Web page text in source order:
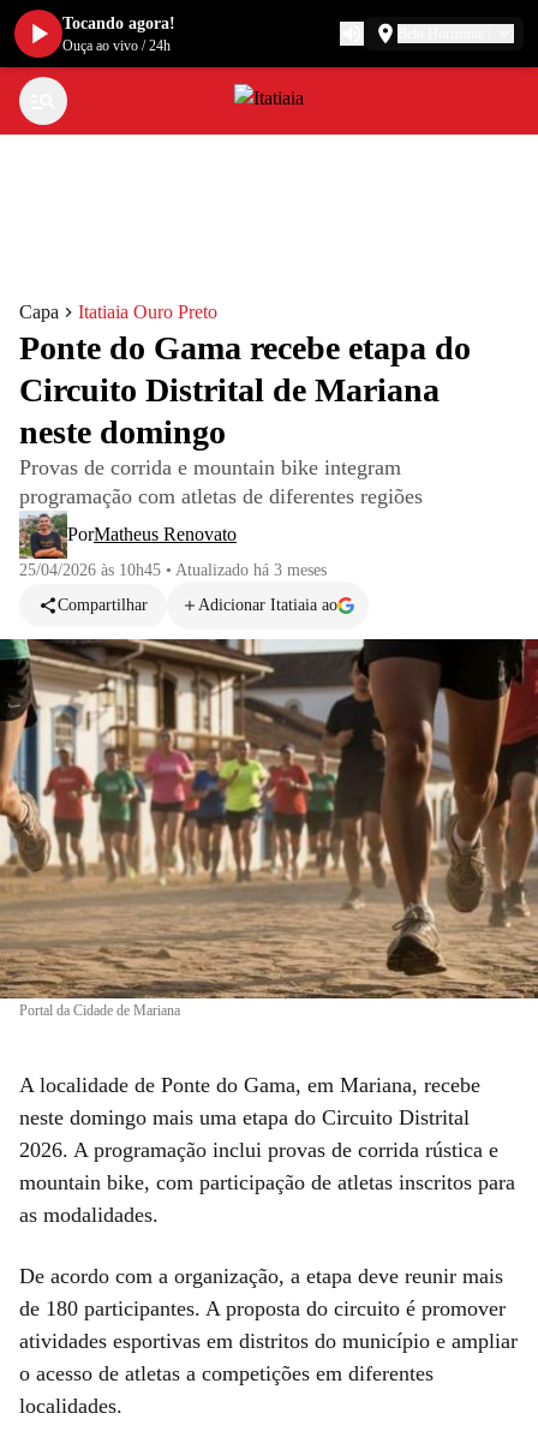
Capa Itatiaia Ouro Preto
Ponte do Gama recebe etapa do
Circuito Distrital de Mariana
neste domingo
Provas de corrida e mountain bike integram
programação com atletas de diferentes regiões
PorMatheus Renovato
25/04/2026 às 10h45 • Atualizado há 3 meses
Compartilhar
Adicionar Itatiaia ao
Portal da Cidade de Mariana
A localidade de Ponte do Gama, em Mariana, recebe
neste domingo mais uma etapa do Circuito Distrital
2026. A programação inclui provas de corrida rústica e
mountain bike, com participação de atletas inscritos para
as modalidades.
De acordo com a organização, a etapa deve reunir mais
de 180 participantes. A proposta do circuito é promover
atividades esportivas em distritos do município e ampliar
o acesso de atletas a competições em diferentes
localidades.
Tocando agora!
Ouça ao vivo /24h